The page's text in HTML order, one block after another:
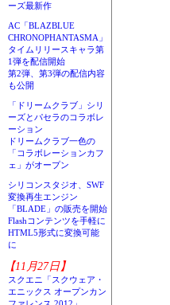
ーズ最新作
AC「BLAZBLUE
CHRONOPHANTASMA」
タイムリリースキャラ第
1弾を配信開始
第2弾、第3弾の配信内容
も公開
「ドリームクラブ」シリ
ーズとパセラのコラボレ
ーション
ドリームクラブ一色の
「コラボレーションカフ
ェ」がオープン
シリコンスタジオ、SWF
変換再生エンジン
「BLADE」の販売を開始
Flashコンテンツを手軽に
HTML5形式に変換可能
に
【11月27日】
スクエニ「スクウェア・
エニックス オープンカン